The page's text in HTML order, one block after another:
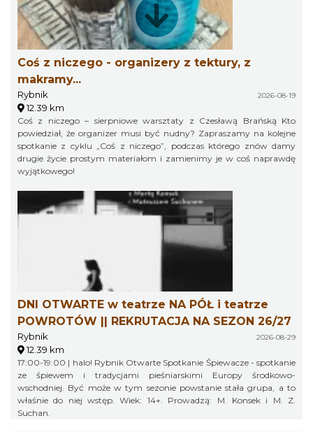
Coś z niczego - organizery z tektury, z
makramy...
Rybnik 2026-08-19
12.39 km
Coś z niczego – sierpniowe warsztaty z Czesławą Brańską Kto
powiedział, że organizer musi być nudny? Zapraszamy na kolejne
spotkanie z cyklu „Coś z niczego”, podczas którego znów damy
drugie życie prostym materiałom i zamienimy je w coś naprawdę
wyjątkowego!
DNI OTWARTE w teatrze NA PÓŁ i teatrze
POWROTÓW || REKRUTACJA NA SEZON 26/27
Rybnik 2026-08-29
12.39 km
17:00-19:00 | halo! Rybnik Otwarte Spotkanie Śpiewacze - spotkanie
ze śpiewem i tradycjami pieśniarskimi Europy środkowo-
wschodniej. Być może w tym sezonie powstanie stała grupa, a to
właśnie do niej wstęp. Wiek: 14+. Prowadzą: M. Konsek i M. Z.
Suchan.